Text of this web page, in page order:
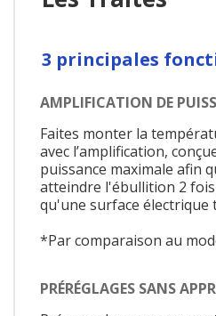
3 principales
AMPLIFICATION DE
Faites monter la
avec l’amplification,
puissance maximale afin
atteindre l'ébullition 2
qu'une surface
*Par comparaison au
PRÉRÉGLAGES SANS